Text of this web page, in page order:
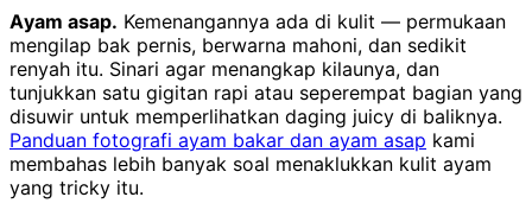
Ayam asap. Kemenangannya ada di kulit — permukaan
mengilap bak pernis, berwarna mahoni, dan sedikit
renyah itu. Sinari agar menangkap kilaunya, dan
tunjukkan satu gigitan rapi atau seperempat bagian yang
disuwir untuk memperlihatkan daging juicy di baliknya.
Panduan fotografi ayam bakar dan ayam asap kami
membahas lebih banyak soal menaklukkan kulit ayam
yang tricky itu.